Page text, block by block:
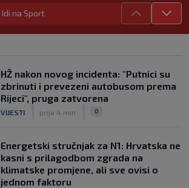
SK
|
prije 5 h
Idi na Sport
HŽ nakon novog incidenta: "Putnici su
zbrinuti i prevezeni autobusom prema
Rijeci", pruga zatvorena
VIJESTI prije 4 min 0
Energetski stručnjak za N1: Hrvatska ne
kasni s prilagodbom zgrada na
klimatske promjene, ali sve ovisi o
jednom faktoru